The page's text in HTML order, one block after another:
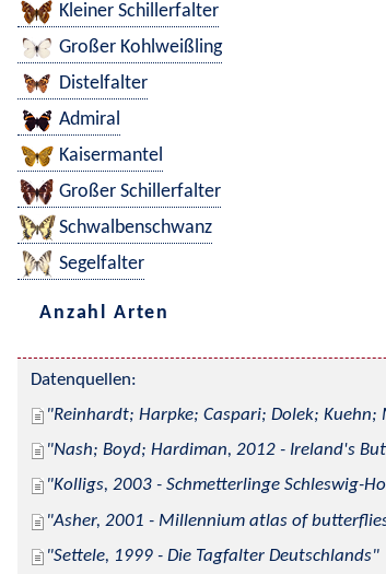
Kleiner Schillerfalter
Großer Kohlweißling
Distelfalter
Admiral
Kaisermantel
Großer Schillerfalter
Schwalbenschwanz
Segelfalter
Anzahl Arten
Datenquellen:
Reinhardt; Harpke; Caspari; Dolek;
Nash; Boyd; Hardiman, 2012 - Ireland's
Kolligs, 2003 - Schmetterlinge Schleswig-
Asher, 2001 - Millennium atlas of
Settele, 1999 - Die Tagfalter Deutschlands